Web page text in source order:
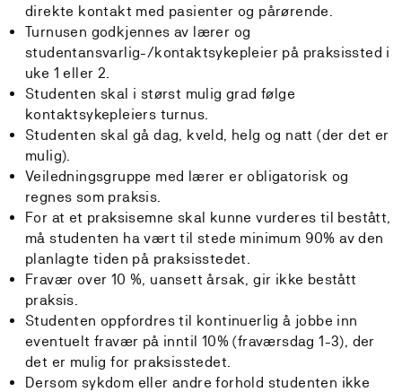
direkte kontakt med pasienter og pårørende.
Turnusen godkjennes av lærer og
studentansvarlig-/kontaktsykepleier på praksissted i
uke 1 eller 2.
Studenten skal i størst mulig grad følge
kontaktsykepleiers turnus.
Studenten skal gå dag, kveld, helg og natt (der det er
mulig).
Veiledningsgruppe med lærer er obligatorisk og
regnes som praksis.
For at et praksisemne skal kunne vurderes til bestått,
må studenten ha vært til stede minimum 90% av den
planlagte tiden på praksisstedet.
Fravær over 10 %, uansett årsak, gir ikke bestått
praksis.
Studenten oppfordres til kontinuerlig å jobbe inn
eventuelt fravær på inntil 10% (fraværsdag 1-3), der
det er mulig for praksisstedet.
Dersom sykdom eller andre forhold studenten ikke